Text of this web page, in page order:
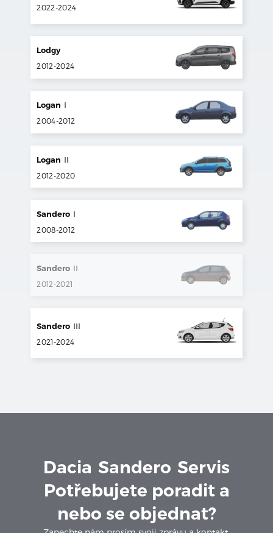
2022-2024
Lodgy
2012-2024
Logan I
2004-2012
Logan II
2012-2020
Sandero I
2008-2012
Sandero II
2012 -2021
Sandero III
2021-2024
Dacia Sandero Servis
Potřebujete poradit a
nebo se objednat?